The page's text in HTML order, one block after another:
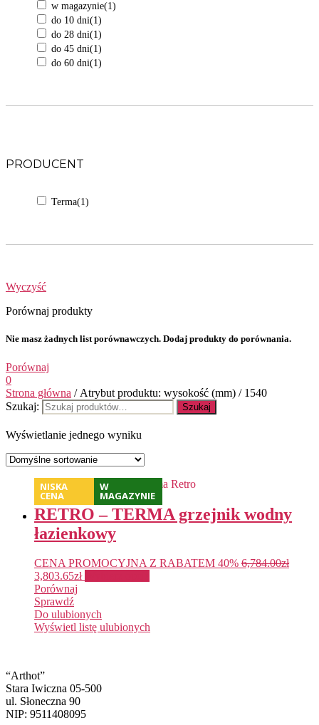
w magazynie(1)
do 10 dni(1)
do 28 dni(1)
do 45 dni(1)
do 60 dni(1)
PRODUCENT
Terma(1)
Wyczyść
Porównaj produkty
Nie masz żadnych list porównawczych. Dodaj produkty do porównania.
Porównaj
0
Strona główna / Atrybut produktu: wysokość (mm) / 1540
Szukaj:
Szukaj
Wyświetlanie jednego wyniku
NISKA
CENA
W
MAGAZYNIE
RETRO – TERMA grzejnik wodny
łazienkowy
CENA PROMOCYJNA Z RABATEM 40% 6,784.00zł
3,803.65zł
Porównaj
Sprawdź
Do ulubionych
Wyświetl listę ulubionych
“Arthot”
Stara Iwiczna 05-500
ul. Słoneczna 90
NIP: 9511408095